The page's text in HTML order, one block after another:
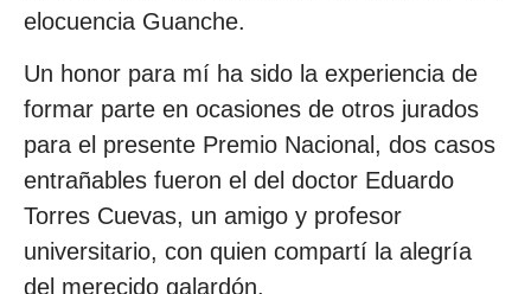
elocuencia Guanche.
Un honor para mí ha sido la experiencia de
formar parte en ocasiones de otros jurados
para el presente Premio Nacional, dos casos
entrañables fueron el del doctor Eduardo
Torres Cuevas, un amigo y profesor
universitario, con quien compartí la alegría
del merecido galardón.